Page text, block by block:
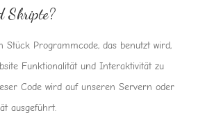
Skripte?
Stück Programmcode, das benutzt wird,
Funktionalität und Interaktivität zu
Code wird auf unseren Servern oder
ausgeführt.